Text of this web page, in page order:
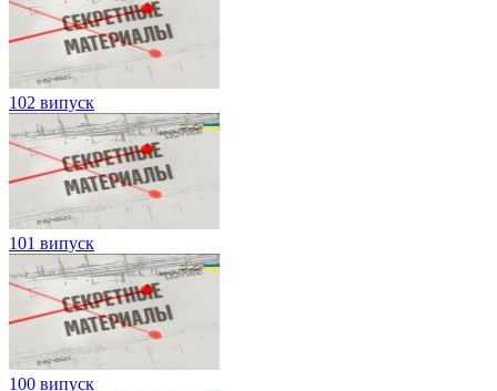
102 випуск
101 випуск
100 випуск